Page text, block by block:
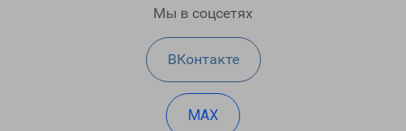
Мы в соцсетях
ВКонтакте
MAX